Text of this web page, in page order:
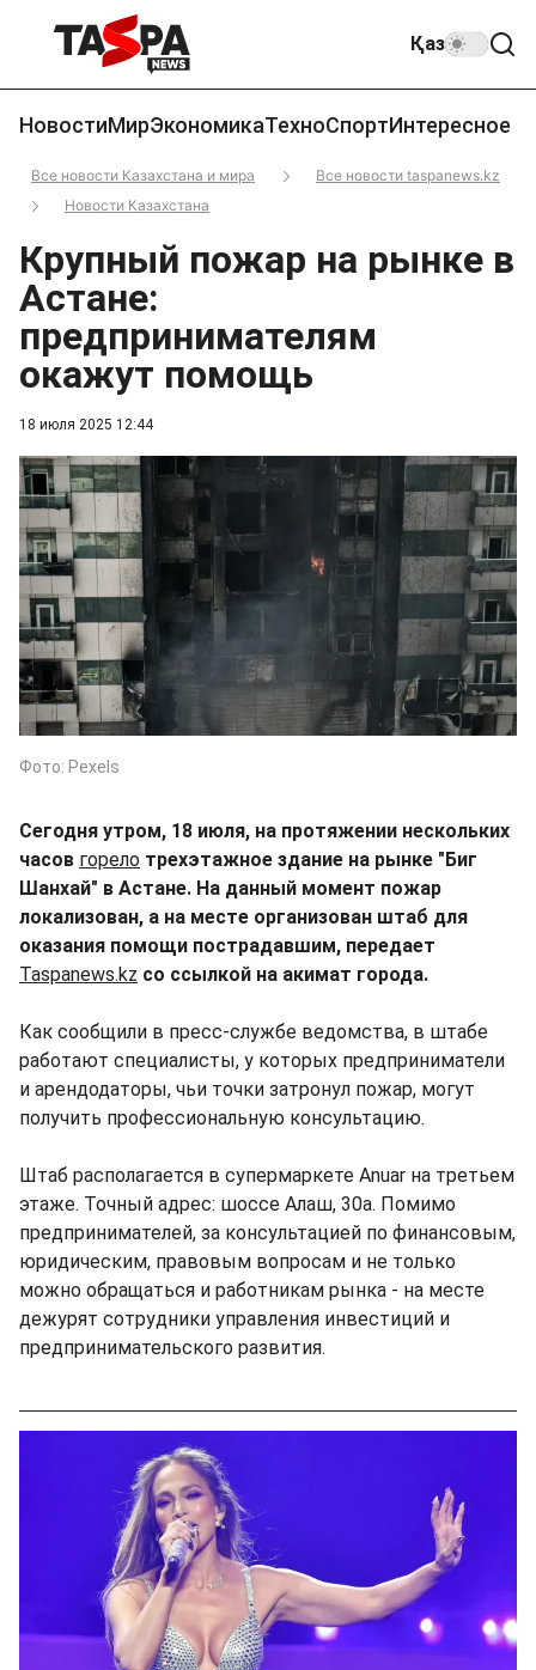
Қаз
НовостиМирЭкономикаТехноСпортИнтересное
Все новости Казахстана и мира
Все новости taspanews.kz
Новости Казахстана
18 июля 2025 12:44
Крупный пожар на рынке в
Астане:
предпринимателям
окажут помощь
Фото: Pexels
Сегодня утром, 18 июля, на протяжении нескольких
часов горело трехэтажное здание на рынке "Биг
Шанхай" в Астане. На данный момент пожар
локализован, а на месте организован штаб для
оказания помощи пострадавшим, передает
Taspanews.kz со ссылкой на акимат города.
Как сообщили в пресс-службе ведомства, в штабе
работают специалисты, у которых предприниматели
и арендодаторы, чьи точки затронул пожар, могут
получить профессиональную консультацию.
Штаб располагается в супермаркете Anuar на третьем
этаже. Точный адрес: шоссе Алаш, 30а. Помимо
предпринимателей, за консультацией по финансовым,
юридическим, правовым вопросам и не только
можно обращаться и работникам рынка - на месте
дежурят сотрудники управления инвестиций и
предпринимательского развития.